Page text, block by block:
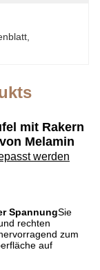
mit Rakern
Melamin
werden
SpannungSie
rechten
zum
auf